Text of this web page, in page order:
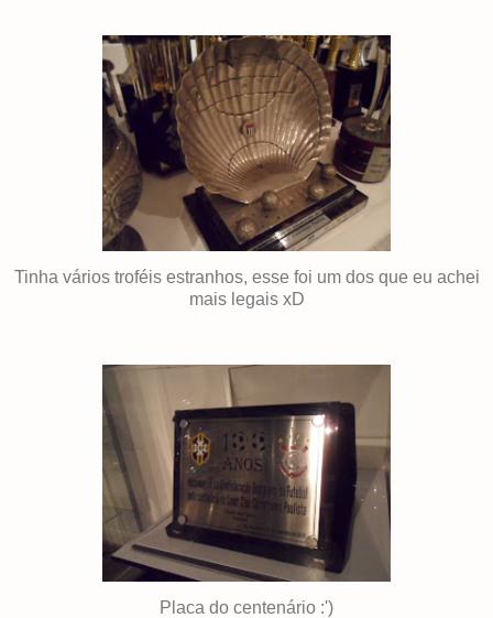
Tinha vários troféis estranhos, esse foi um dos que eu achei
mais legais xD
Placa do centenário :')